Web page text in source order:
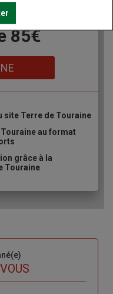
85€
site Terre de Touraine
au format
grâce à la
Touraine